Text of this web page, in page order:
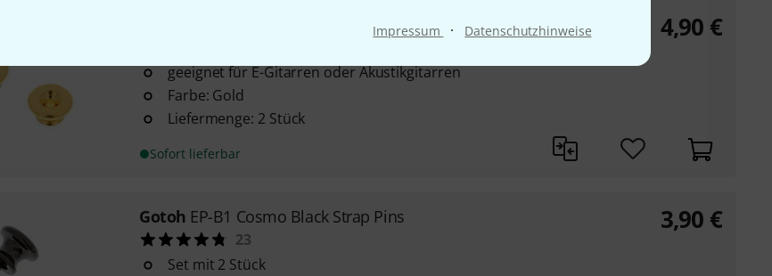
Impressum · Datenschutzhinweise
geeignet für E-Gitarren oder Akustikgitarren
Farbe: Gold
Liefermenge: 2 Stück
Sofort lieferbar
4,90 €
Gotoh EP-B1 Cosmo Black Strap Pins
23
Set mit 2 Stück
3,90 €